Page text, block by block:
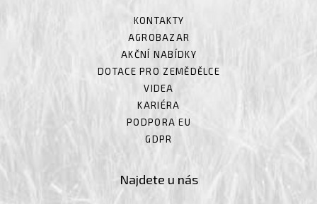
KONTAKTY
AGROBAZAR
AKČNÍ NABÍDKY
DOTACE PRO ZEMĚDĚLCE
VIDEA
KARIÉRA
PODPORA EU
GDPR
Najdete u nás